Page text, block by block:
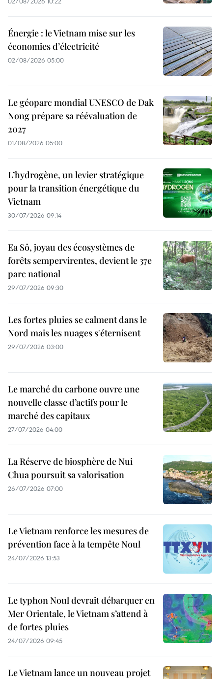
Énergie : le Vietnam mise sur les
économies d’électricité
02/08/2026 05:00
Le géoparc mondial UNESCO de Dak
Nong prépare sa réévaluation de
2027
01/08/2026 05:00
L’hydrogène, un levier stratégique
pour la transition énergétique du
Vietnam
30/07/2026 09:14
Ea Sô, joyau des écosystèmes de
forêts sempervirentes, devient le 37e
parc national
29/07/2026 09:30
Les fortes pluies se calment dans le
Nord mais les nuages s'éternisent
29/07/2026 03:00
Le marché du carbone ouvre une
nouvelle classe d’actifs pour le
marché des capitaux
27/07/2026 04:00
La Réserve de biosphère de Nui
Chua poursuit sa valorisation
26/07/2026 07:00
Le Vietnam renforce les mesures de
prévention face à la tempête Noul
24/07/2026 13:53
Le typhon Noul devrait débarquer en
Mer Orientale, le Vietnam s’attend à
de fortes pluies
24/07/2026 09:45
Le Vietnam lance un nouveau projet